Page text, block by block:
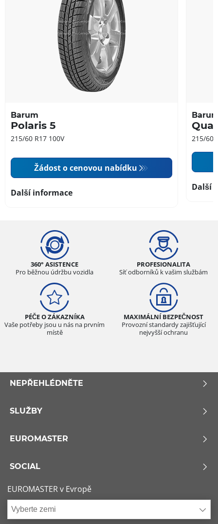
Barum
Polaris 5
215/60 R17 100V
Žádost o cenovou nabídku
Další informace
215/60
Další
360° ASISTENCE
Pro běžnou údržbu vozidla
PROFESIONALITA
Síť odborníků k vašim službám
PÉČE O ZÁKAZNÍKA
Vaše potřeby jsou u nás na prvním
místě
MAXIMÁLNÍ BEZPEČNOST
Provozní standardy zajišťující
nejvyšší ochranu
NEPŘEHLÉDNĚTE
SLUŽBY
EUROMASTER
SOCIAL
EUROMASTER v Evropě
Vyberte zemi